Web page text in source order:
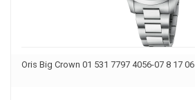
Oris Big Crown 01 531 7797 4056-07 8 17 06